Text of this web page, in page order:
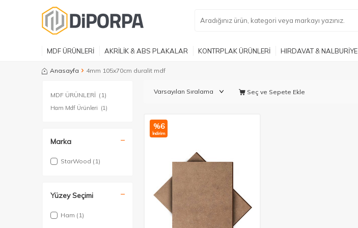
MDF ÜRÜNLERİ AKRİLİK & ABS PLAKALAR KONTRPLAK ÜRÜNLERİ HIRDAVAT & NALBURİYE
Anasayfa 4mm 105x70cm duralit mdf
MDF ÜRÜNLERİ (1)
Ham Mdf Ürünleri (1)
Marka
StarWood (1)
Yüzey Seçimi
Ham (1)
Seç ve Sepete Ekle
%6
İndirim